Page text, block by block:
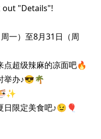
"Details"!
一）至8月31日（周
点超级辣麻的凉面吧🔥
举办♪😎🌴
日限定美食吧♪😉🎈